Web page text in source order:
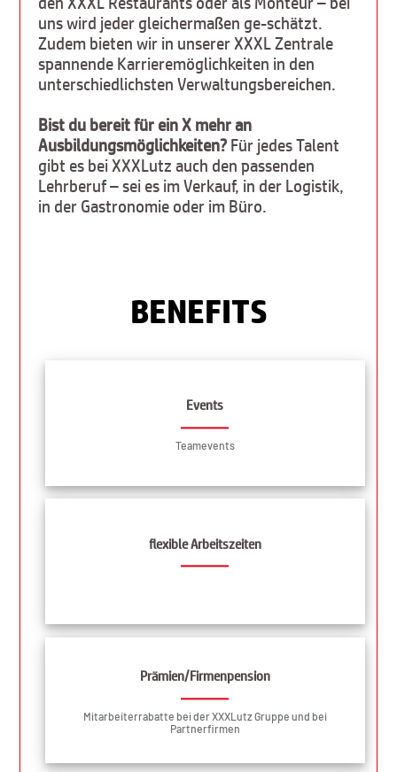
uns wird jeder gleichermaßen ge-schätzt.
Zudem bieten wir in unserer XXXL Zentrale
spannende Karrieremöglichkeiten in den
unterschiedlichsten Verwaltungsbereichen.
Bist du bereit für ein X mehr an
Ausbildungsmöglichkeiten? Für jedes Talent
gibt es bei XXXLutz auch den passenden
Lehrberuf – sei es im Verkauf, in der Logistik,
in der Gastronomie oder im Büro.
BENEFITS
Events
Teamevents
flexible Arbeitszeiten
Prämien/Firmenpension
Mitarbeiterrabatte bei der XXXLutz Gruppe und bei
Partnerfirmen